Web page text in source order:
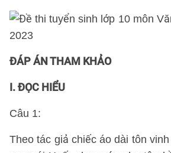
ĐÁP ÁN THAM KHẢO
I. ĐỌC HIỂU
Câu 1:
Theo tác giả chiếc áo dài tôn